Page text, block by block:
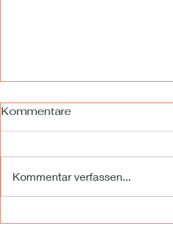
Kommentare
Kommentar verfassen...